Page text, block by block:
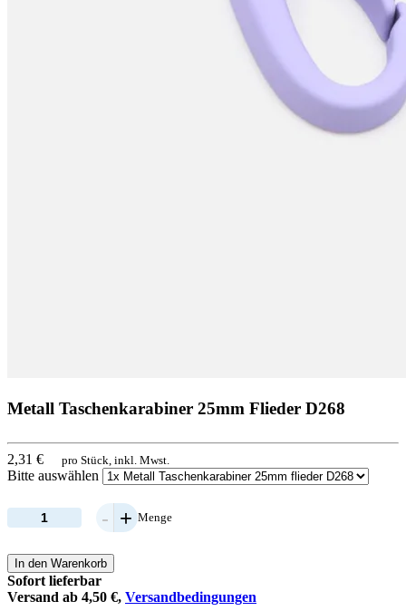
Metall Taschenkarabiner 25mm Flieder D268
2,31 € pro Stück, inkl. Mwst.
Bitte auswählen
- + Menge
In den Warenkorb
Sofort lieferbar
Versand ab 4,50 €, Versandbedingungen